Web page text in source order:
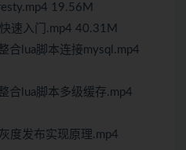
19.56M
速入门.mp4 40.31M
合lua脚本连接mysql.mp4
合lua脚本多级缓存.mp4
度发布实现原理.mp4